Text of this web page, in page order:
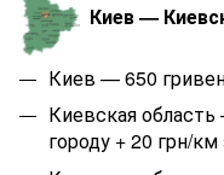
Киев —
Киев — 650
Киевская
городу + 20 грн/